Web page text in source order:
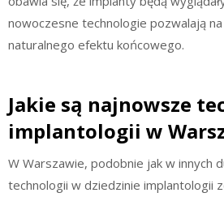
nowoczesne technologie pozwalają
naturalnego efektu końcowego.
Jakie są najnowsze
implantologii w
W Warszawie, podobnie jak w innych
technologii w dziedzinie implantologii